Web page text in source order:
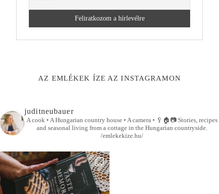
AZ EMLÉKEK ÍZE AZ INSTAGRAMON
juditneubauer
A cook • A Hungarian country house • A camera • 🥄🏠📷Stories, recipes
and seasonal living from a cottage in the Hungarian countryside.
/emlekekize.hu/